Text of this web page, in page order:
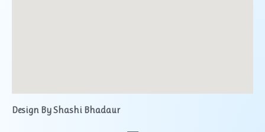
Design By Shashi Bhadaur